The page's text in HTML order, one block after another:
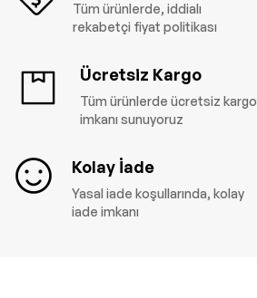
Tüm ürünlerde, iddialı
rekabetçi fiyat politikası
Ücretsiz Kargo
Tüm ürünlerde ücretsiz kargo
imkanı sunuyoruz
Kolay İade
Yasal iade koşullarında, kolay
iade imkanı